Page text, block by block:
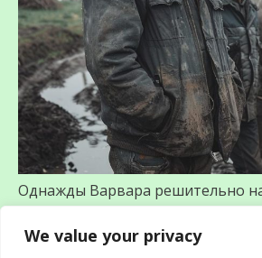
We value your privacy
Однажды Варвара решительно
Любе, а через некоторое время
довольная и пошла к дому